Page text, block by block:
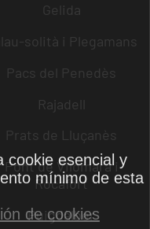
Gelida
solità i Plegamans
Pacs del Penedès
Rajadell
Prats de Lluçanès
Pont de Vilomara i
Rocafort
Puigdàlber
cookie esencial y
mínimo de esta
de cookies